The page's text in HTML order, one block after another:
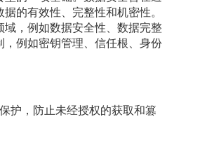
的有效性、完整性和机密性。
，例如数据安全性、数据完整
例如密钥管理、信任根、身份
护，防止未经授权的获取和篡